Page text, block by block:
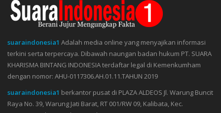
suaraindonesia1 Adalah media online yang menyajikan informasi
terkini serta terpercaya. Dibawah naungan badan hukum PT. SUARA
KHARISMA BINTANG INDONESIA terdaftar legal di Kemenkumham
dengan nomor: AHU-0117306.AH.01.11.TAHUN 2019
suaraindonesia1 berkantor pusat di PLAZA ALDEOS Jl. Warung Buncit
Raya No. 39, Warung Jati Barat, RT 001/RW 09, Kalibata, Kec.